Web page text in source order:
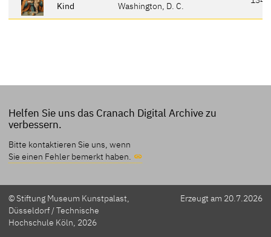
Kind
Washington, D. C.
Helfen Sie uns das Cranach Digital Archive zu
verbessern.
Bitte kontaktieren Sie uns, wenn
Sie einen Fehler bemerkt haben.
© Stiftung Museum Kunstpalast,
Düsseldorf / Technische
Hochschule Köln, 2026
Erzeugt am 20.7.2026